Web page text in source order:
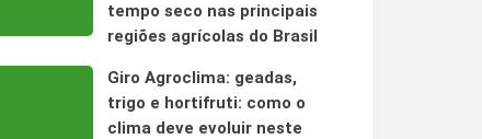
tempo seco nas principais
regiões agrícolas do Brasil
Giro Agroclima: geadas,
trigo e hortifruti: como o
clima deve evoluir neste